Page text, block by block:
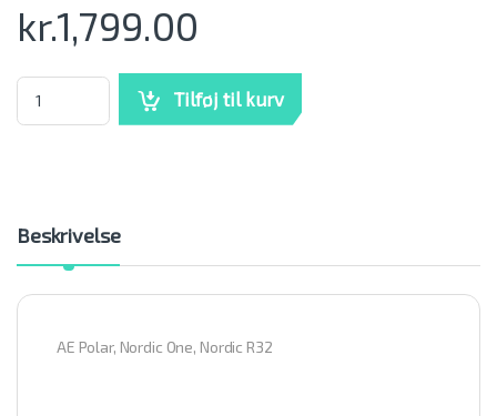
kr.1,799.00
Hovedprint til Monoblock 12KW v.2 mængde
Tilføj til kurv
Beskrivelse
AE Polar, Nordic One, Nordic R32